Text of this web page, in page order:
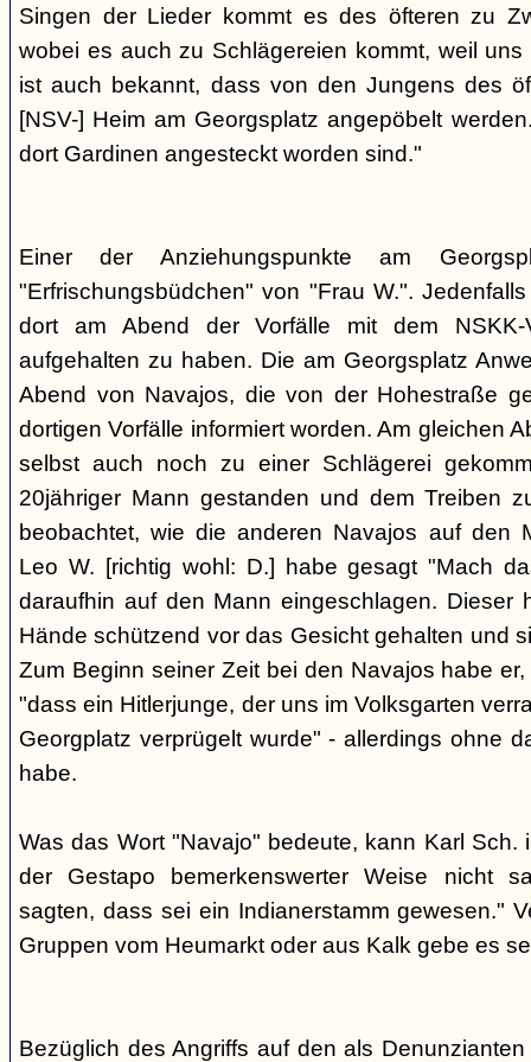
Singen der Lieder kommt es des öfteren zu
wobei es auch zu Schlägereien kommt, weil
ist auch bekannt, dass von den Jungens des
[NSV-] Heim am Georgsplatz angepöbelt
dort Gardinen angesteckt worden sind."
Einer der Anziehungspunkte am
"Erfrischungsbüdchen" von "Frau W.".
dort am Abend der Vorfälle mit dem NSKK-
aufgehalten zu haben. Die am Georgsplatz
Abend von Navajos, die von der Hohestraße
dortigen Vorfälle informiert worden. Am gleichen
selbst auch noch zu einer Schlägerei
20jähriger Mann gestanden und dem Treiben
beobachtet, wie die anderen Navajos auf den
Leo W. [richtig wohl: D.] habe gesagt "Mach
daraufhin auf den Mann eingeschlagen. Dieser
Hände schützend vor das Gesicht gehalten und
Zum Beginn seiner Zeit bei den Navajos habe
"dass ein Hitlerjunge, der uns im Volksgarten
Georgplatz verprügelt wurde" - allerdings ohne
habe.
Was das Wort "Navajo" bedeute, kann Karl Sch.
der Gestapo bemerkenswerter Weise nicht
sagten, dass sei ein Indianerstamm gewesen."
Gruppen vom Heumarkt oder aus Kalk gebe es
Bezüglich des Angriffs auf den als